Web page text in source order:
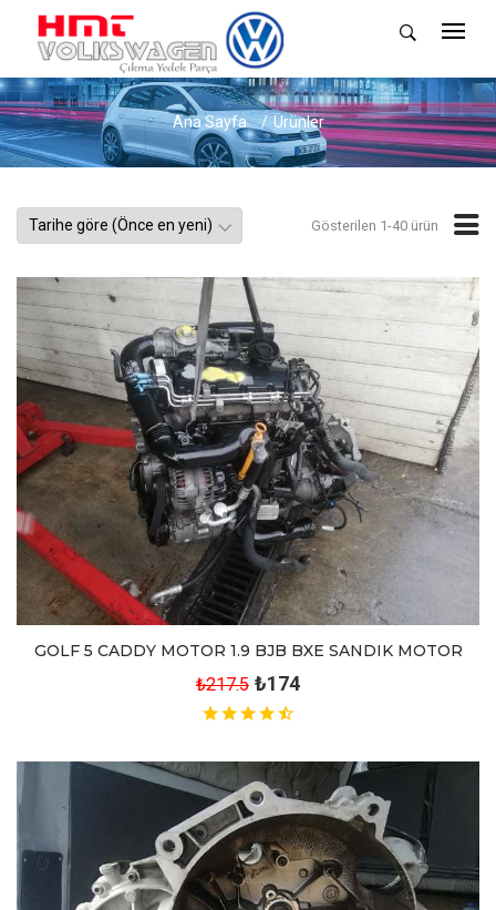
Ana Sayfa Ürünler
Gösterilen 1-40 ürün
GOLF 5 CADDY MOTOR 1.9 BJB BXE SANDIK MOTOR
₺217.5 ₺174